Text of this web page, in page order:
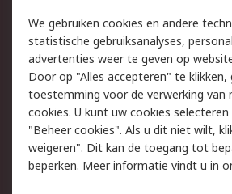
Track & Trace
Wettelijk
Cookiebeleid
Privacybeleid -
Bijgewerkt
Algemene
verkoopvoorwaarden
We gebruiken cookies en andere
statistische gebruiksanalyses,
advertenties weer te geven op
Door op "Alles accepteren" te klikken,
toestemming voor de verwerking van
cookies. U kunt uw cookies
"Beheer cookies". Als u dit niet wilt,
weigeren". Dit kan de toegang tot
beperken. Meer informatie vindt u in